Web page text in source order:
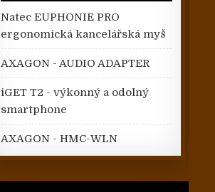
Natec EUPHONIE PRO
ergonomická kancelářská myš
AXAGON - AUDIO ADAPTER
iGET T2 - výkonný a odolný
smartphone
AXAGON - HMC-WLN